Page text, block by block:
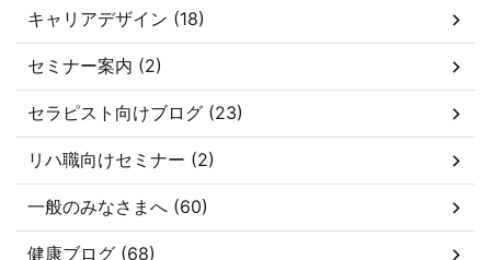
キャリアデザイン (18)
セミナー案内 (2)
セラピスト向けブログ (23)
リハ職向けセミナー (2)
一般のみなさまへ (60)
健康ブログ (68)